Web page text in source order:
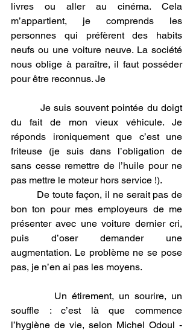
livres ou aller au cinéma. Cela
m’appartient, je comprends les
personnes qui préfèrent des habits
neufs ou une voiture neuve. La société
nous oblige à paraître, il faut posséder
pour être reconnus. Je
Je suis souvent pointée du doigt
du fait de mon vieux véhicule. Je
réponds ironiquement que c’est une
friteuse (je suis dans l’obligation de
sans cesse remettre de l’huile pour ne
pas mettre le moteur hors service !).
De toute façon, il ne serait pas de
bon ton pour mes employeurs de me
présenter avec une voiture dernier cri,
puis d’oser demander une
augmentation. Le problème ne se pose
pas, je n’en ai pas les moyens.
Un étirement, un sourire, un
souffle : c’est là que commence